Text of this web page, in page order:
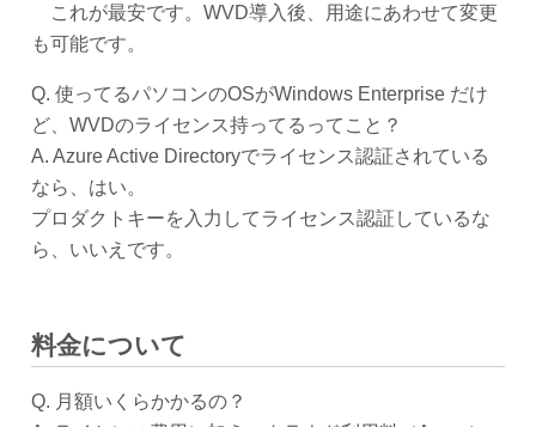
これが最安です。WVD導入後、用途にあわせて変更
も可能です。
Q. 使ってるパソコンのOSがWindows Enterprise だけ
ど、WVDのライセンス持ってるってこと？
A. Azure Active Directoryでライセンス認証されている
なら、はい。
プロダクトキーを入力してライセンス認証しているな
ら、いいえです。
料金について
Q. 月額いくらかかるの？